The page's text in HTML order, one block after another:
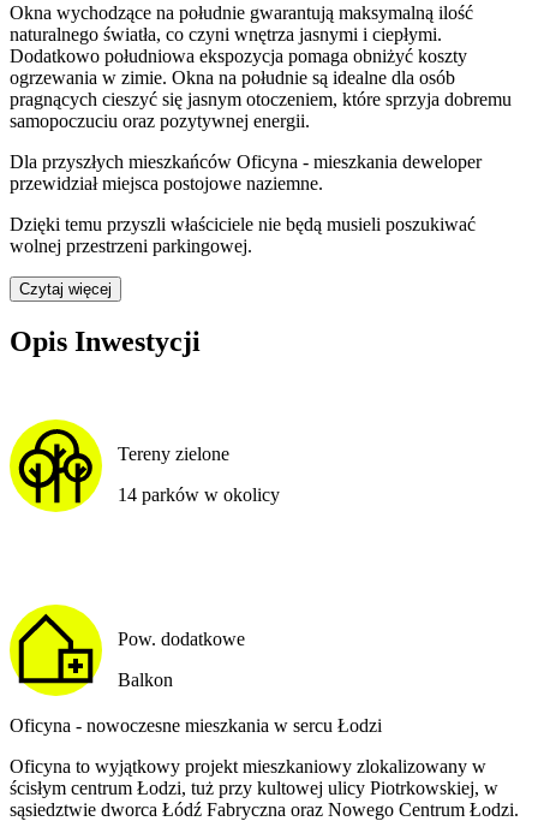
Okna wychodzące na południe gwarantują maksymalną ilość
naturalnego światła, co czyni wnętrza jasnymi i ciepłymi.
Dodatkowo południowa ekspozycja pomaga obniżyć koszty
ogrzewania w zimie. Okna na południe są idealne dla osób
pragnących cieszyć się jasnym otoczeniem, które sprzyja dobremu
samopoczuciu oraz pozytywnej energii.
Dla przyszłych mieszkańców Oficyna - mieszkania deweloper
przewidziałmiejsca postojowe naziemne.
Dzięki temu przyszli właściciele nie będą musieli poszukiwać
wolnej przestrzeni parkingowej.
Czytaj więcej
Opis Inwestycji
Tereny zielone
14 parków w okolicy
Pow. dodatkowe
Balkon
Oficyna - nowoczesne mieszkania w sercu Łodzi
Oficyna to wyjątkowy projekt mieszkaniowy zlokalizowany w
ścisłym centrum Łodzi, tuż przy kultowej ulicy Piotrkowskiej, w
sąsiedztwie dworca Łódź Fabryczna oraz Nowego Centrum Łodzi.